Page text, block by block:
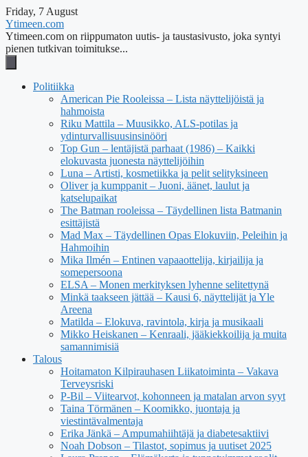
Friday, 7 August
Ytimeen.com
Ytimeen.com on riippumaton uutis- ja taustasivusto, joka syntyi
pienen tutkivan toimitukse...
Politiikka
American Pie Rooleissa – Lista näyttelijöistä ja
hahmoista
Riku Mattila – Muusikko, ALS-potilas ja
ydinturvallisuusinsinööri
Top Gun – lentäjistä parhaat (1986) – Kaikki
elokuvasta juonesta näyttelijöihin
Luna – Artisti, kosmetiikka ja pelit selityksineen
Oliver ja kumppanit – Juoni, äänet, laulut ja
katselupaikat
The Batman rooleissa – Täydellinen lista Batmanin
esittäjistä
Mad Max – Täydellinen Opas Elokuviin, Peleihin ja
Hahmoihin
Mika Ilmén – Entinen vapaaottelija, kirjailija ja
somepersoona
ELSA – Monen merkityksen lyhenne selitettynä
Minkä taakseen jättää – Kausi 6, näyttelijät ja Yle
Areena
Matilda – Elokuva, ravintola, kirja ja musikaali
Mikko Heiskanen – Kenraali, jääkiekkoilija ja muita
samannimisiä
Talous
Hoitamaton Kilpirauhasen Liikatoiminta – Vakava
Terveysriski
P-Bil – Viitearvot, kohonneen ja matalan arvon syyt
Taina Törmänen – Koomikko, juontaja ja
viestintävalmentaja
Erika Jänkä – Ampumahiihtäjä ja diabetesaktiivi
Noah Dobson – Tilastot, sopimus ja uutiset 2025